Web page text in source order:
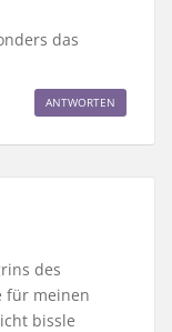
das
ANTWORTEN
des
für meinen
bissle